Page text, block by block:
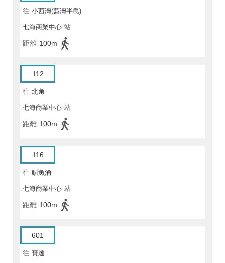
往 小西灣(藍灣半島)
七海商業中心 站
距離 100m
112
往 北角
七海商業中心 站
距離 100m
116
往 鰂魚涌
七海商業中心 站
距離 100m
601
往 寶達